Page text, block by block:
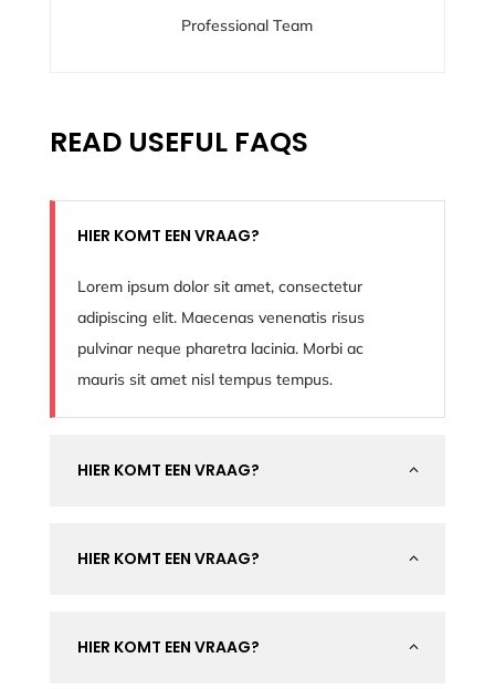
Professional Team
READ USEFUL FAQS
HIER KOMT EEN VRAAG?
Lorem ipsum dolor sit amet, consectetur
adipiscing elit. Maecenas venenatis risus
pulvinar neque pharetra lacinia. Morbi ac
mauris sit amet nisl tempus tempus.
2
HIER KOMT EEN VRAAG?
2
HIER KOMT EEN VRAAG?
2
HIER KOMT EEN VRAAG?